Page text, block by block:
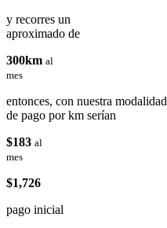
y recorres un
aproximado de
300km al
mes
entonces, con nuestra modalidad
de pago por km serían
$183 al
mes
$1,726
pago inicial